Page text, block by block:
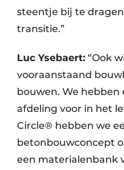
steentje bij te
transitie.”
Luc Ysebaert: “Ook
vooraanstaand
bouwen. We hebben
afdeling voor in het
Circle® hebben we
betonbouwconcept
een materialenbank